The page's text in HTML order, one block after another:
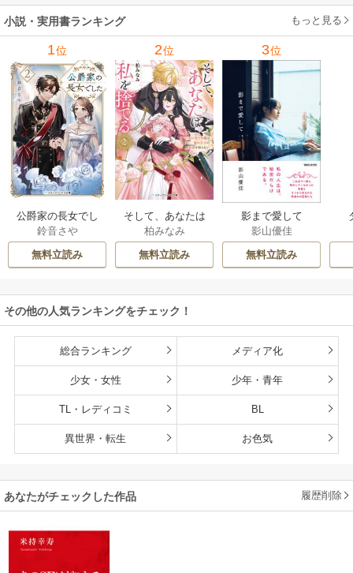
小説・実用書ランキング もっと見る
1位
公爵家の長女でし
た
鈴音さや
無料立読み
2位
そして、あなたは
私を捨てる
柏みなみ
無料立読み
3位
影まで愛して
影山優佳
無料立読み
その他の人気ランキングをチェック！
総合ランキング メディア化
少女・女性 少年・青年
TL・レディコミ BL
異世界・転生 お色気
あなたがチェックした作品 履歴削除